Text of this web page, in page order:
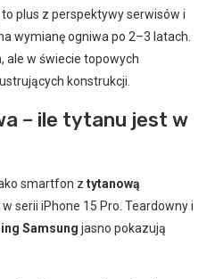
plus z perspektywy serwisów i
wymianę ogniwa po 2–3 latach.
ale w świecie topowych
konstrukcji.
– ile tytanu jest w
smartfon z tytanową
serii iPhone 15 Pro. Teardowny i
Samsung jasno pokazują